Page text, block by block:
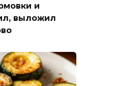
и
выложил